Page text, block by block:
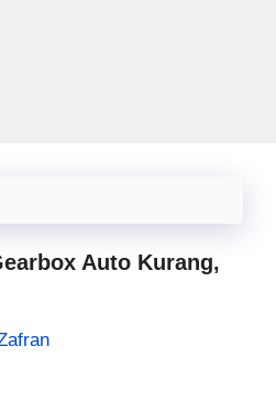
Auto Kurang,